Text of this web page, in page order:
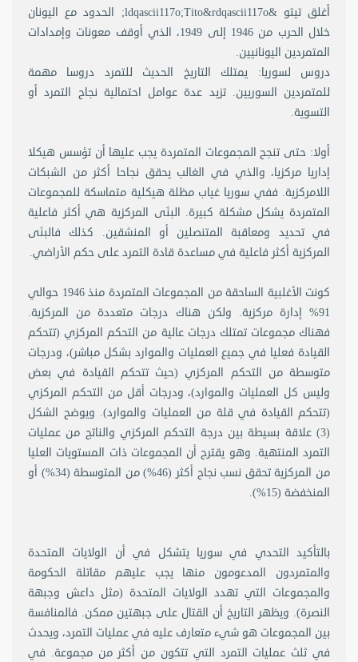
أغلق تيتو &ldqascii117o;Tito&rdqascii117o; الحدود مع اليونان
خلال الحرب من 1946 إلى 1949، الذي أوقف معونات وإمدادات
المتمردين اليونانيين.
دروس لسوريا: يمتلك التاريخ الحديث للتمرد دروسا مهمة
للمتمردين السوريين. تزيد عدة عوامل احتمالية نجاح التمرد أو
التسوية.
أولا: حتى تنجح المجموعات المتمردة يجب عليها أن تؤسس هيكلا
إداريا مركزيا، والذي في الغالب يحقق نجاحا أكثر من الشبكات
اللامركزية. ففي سوريا غياب مظلة هيكلية متماسكة للمجموعات
المتمردة يشكل مشكلة كبيرة. البنَى المركزية هي أكثر فاعلية
في تحديد ومعاقبة المتنصلين أو المنشقين. كذلك فالبنَى
المركزية أكثر فاعلية في مساعدة قادة التمرد على حكم الأراضي.
كونت الأغلبية الساحقة من المجموعات المتمردة منذ 1946 حوالي
91% إدارة مركزية. ولكن هناك درجات متعددة من المركزية.
فهناك مجموعات تمتلك درجات عالية من التحكم المركزي (تتحكم
القيادة فعليا في جميع العمليات والموارد بشكل مباشر)، ودرجات
متوسطة من التحكم المركزي (حيث تتحكم القيادة في بعض
وليس كل العمليات والموارد)، ودرجات أقل من التحكم المركزي
(تتحكم القيادة في قلة من العمليات والموارد). ويوضح الشكل
(3) علاقة بسيطة بين درجة التحكم المركزي والناتج من عمليات
التمرد المنتهية. وهو يقترح أن المجموعات ذات المستويات العليا
من المركزية تحقق نسب نجاح أكثر (46%) من المتوسطة (34%) أو
المنخفضة (15%).
بالتأكيد التحدي في سوريا يتشكل في أن الولايات المتحدة
والمتمردون المدعومون منها يجب عليهم مقاتلة الحكومة
والمجموعات التي تهدد الولايات المتحدة (مثل داعش وجبهة
النصرة). ويظهر التاريخ أن القتال على جبهتين ممكن. فالمنافسة
بين المجموعات هو شيء متعارف عليه في عمليات التمرد، ويحدث
في ثلث عمليات التمرد التي تتكون من أكثر من مجموعة. في